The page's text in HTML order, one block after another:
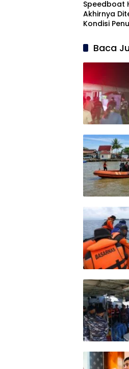
Speedboat
Akhirnya
Kondisi
Baca